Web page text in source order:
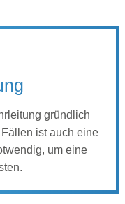
gründlich
ist auch eine
um eine